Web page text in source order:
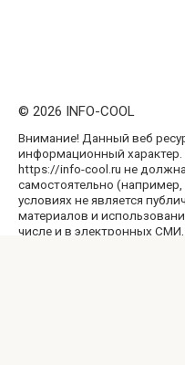
© 2026 INFO-COOL
Внимание! Данный веб
информационный
https://info-cool.ru не
самостоятельно
условиях не является
материалов и
числе и в электронных